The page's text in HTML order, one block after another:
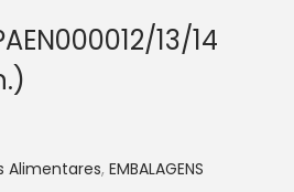
13/14
Alimentares, EMBALAGENS